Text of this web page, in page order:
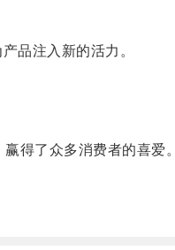
品注入新的活力。
得了众多消费者的喜爱。